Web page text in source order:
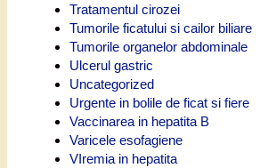
Tratamentul cirozei
Tumorile ficatului si cailor biliare
Tumorile organelor abdominale
Ulcerul gastric
Uncategorized
Urgente in bolile de ficat si fiere
Vaccinarea in hepatita B
Varicele esofagiene
VIremia in hepatita